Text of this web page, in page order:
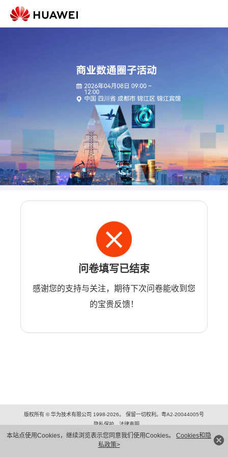
本站点使用Cookies，继续浏览表示您同意我们使用Cookies。 Cookies和隐
私政策>
问卷填写已结束
感谢您的支持与关注，期待下次问卷能收到您
的宝贵反馈！
版权所有 © 华为技术有限公司 1998-2026。 保留一切权利。粤A2-20044005号
隐私保护
法律声明